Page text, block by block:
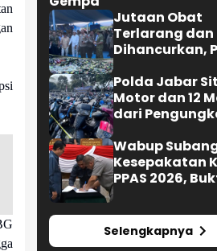
Jutaan Obat
Terlarang dan
Dihancurkan,
Tersangka
Polda Jabar
Motor dan 12
dari
Wabup
Kesepakatan
PPAS 2026,
Legislatif
Selengkapnya